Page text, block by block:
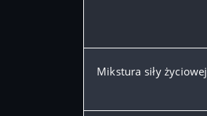
Mikstura siły życiowej